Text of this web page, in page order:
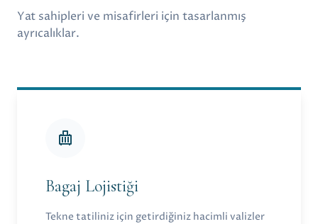
Yat sahipleri ve misafirleri için tasarlanmış
ayrıcalıklar.
Bagaj Lojistiği
Tekne tatiliniz için getirdiğiniz hacimli valizler